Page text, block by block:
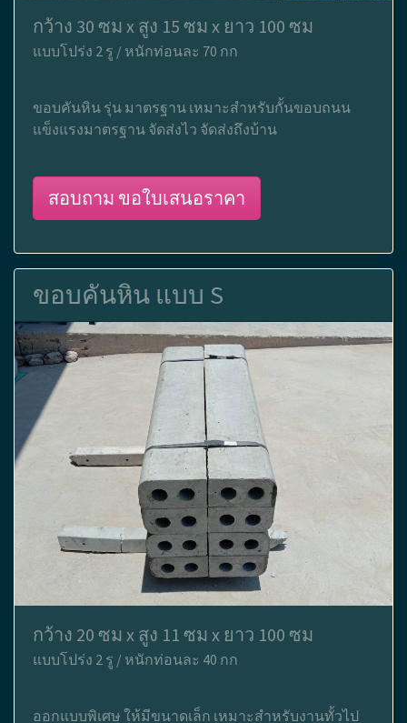
กว้าง 30 ซม x สูง 15 ซม x ยาว 100 ซม
แบบโปร่ง 2 รู / หนักท่อนละ 70 กก
ขอบคันหิน รุ่น มาตรฐาน เหมาะสำหรับกั้นขอบถนน
แข็งแรงมาตรฐาน จัดส่งไว จัดส่งถึงบ้าน
สอบถาม ขอใบเสนอราคา
ขอบคันหิน แบบ S
กว้าง 20 ซม x สูง 11 ซม x ยาว 100 ซม
แบบโปร่ง 2 รู / หนักท่อนละ 40 กก
ออกแบบพิเศษ ให้มีขนาดเล็ก เหมาะสำหรับงานทั้วไป